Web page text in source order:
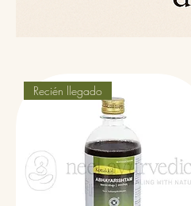
Recién llegado